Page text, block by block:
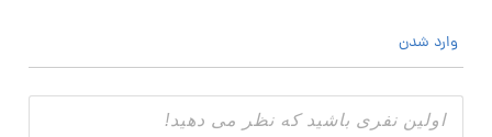
وارد شدن